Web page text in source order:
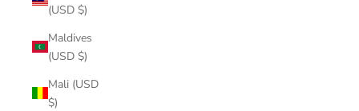
(USD $)
Maldives
(USD $)
Mali (USD
$)